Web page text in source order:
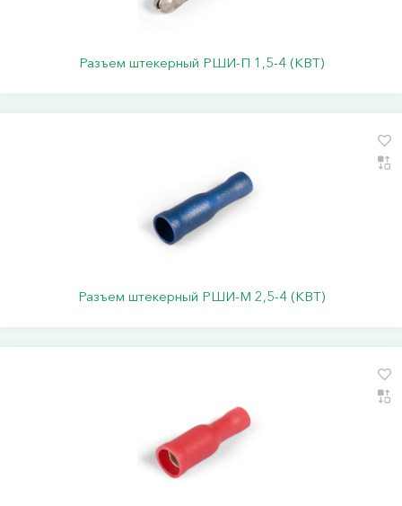
Разъем штекерный РШИ-П 1,5-4 (КВТ)
Разъем штекерный РШИ-М 2,5-4 (КВТ)